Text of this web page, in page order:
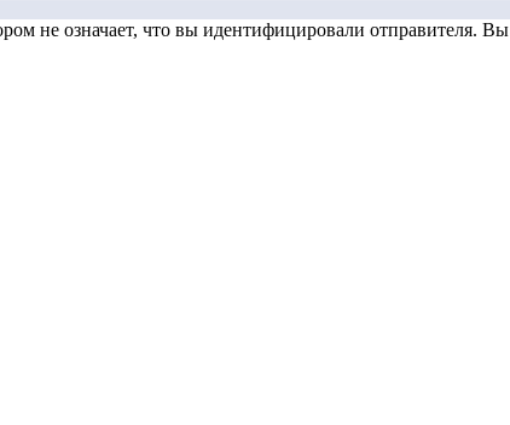
не означает, что вы идентифицировали отправителя. Вы